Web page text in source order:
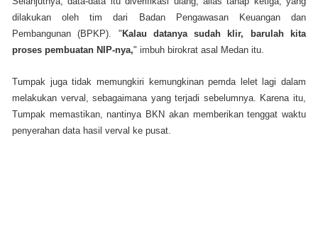
dilakukan oleh tim dari Badan Pengawasan Keuangan dan
Pembangunan (BPKP). "Kalau datanya sudah klir, barulah kita
proses pembuatan NIP-nya," imbuh birokrat asal Medan itu.
Tumpak juga tidak memungkiri kemungkinan pemda lelet lagi dalam
melakukan verval, sebagaimana yang terjadi sebelumnya. Karena itu,
Tumpak memastikan, nantinya BKN akan memberikan tenggat waktu
penyerahan data hasil verval ke pusat.